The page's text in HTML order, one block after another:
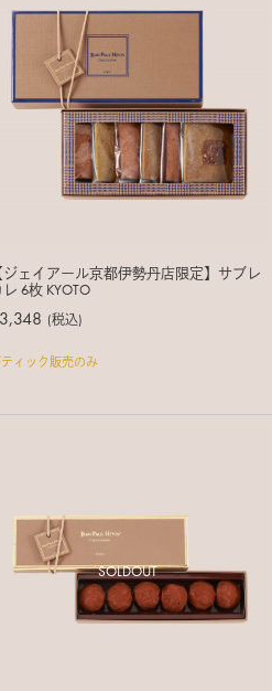
ジェイアール京都伊勢丹店限定】サブレ
レ 6枚 KYOTO
(税込)
ィック販売のみ
SOLDOUT